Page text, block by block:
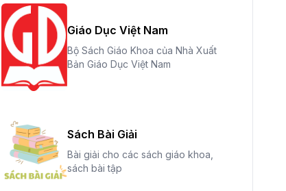
Giáo Dục Việt Nam
Bộ Sách Giáo Khoa của Nhà Xuất
Bản Giáo Dục Việt Nam
Sách Bài Giải
Bài giải cho các sách giáo khoa,
sách bài tập